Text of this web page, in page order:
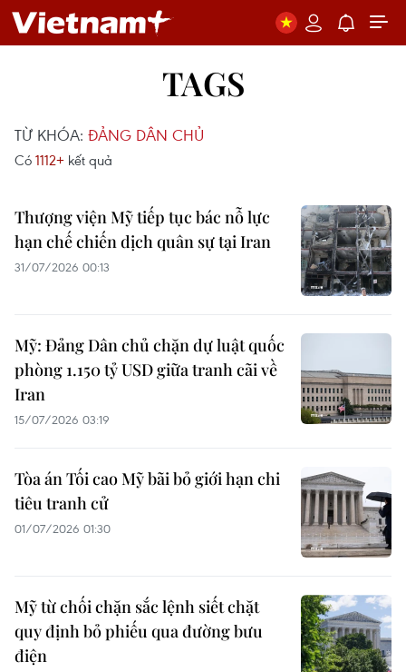
TAGS
TỪ KHÓA: ĐẢNG DÂN CHỦ
Có 1112+ kết quả
Thượng viện Mỹ tiếp tục bác nỗ lực
hạn chế chiến dịch quân sự tại Iran
31/07/2026 00:13
Mỹ: Đảng Dân chủ chặn dự luật quốc
phòng 1.150 tỷ USD giữa tranh cãi về
Iran
15/07/2026 03:19
Tòa án Tối cao Mỹ bãi bỏ giới hạn chi
tiêu tranh cử
01/07/2026 01:30
Mỹ từ chối chặn sắc lệnh siết chặt
quy định bỏ phiếu qua đường bưu
điện